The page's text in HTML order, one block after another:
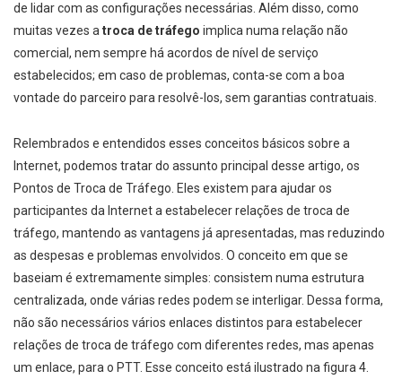
de lidar com as configurações necessárias. Além disso, como
muitas vezes atroca de tráfego implica numa relação não
comercial, nem sempre há acordos de nível de serviço
estabelecidos; em caso de problemas, conta-se com a boa
vontade do parceiro para resolvê-los, sem garantias contratuais.
Relembrados e entendidos esses conceitos básicos sobre a
Internet, podemos tratar do assunto principal desse artigo, os
Pontos de Troca de Tráfego. Eles existem para ajudar os
participantes da Internet a estabelecer relações de troca de
tráfego, mantendo as vantagens já apresentadas, mas reduzindo
as despesas e problemas envolvidos. O conceito em que se
baseiam é extremamente simples: consistem numa estrutura
centralizada, onde várias redes podem se interligar. Dessa forma,
não são necessários vários enlaces distintos para estabelecer
relações de troca de tráfego com diferentes redes, mas apenas
um enlace, para o PTT. Esse conceito está ilustrado na figura 4.